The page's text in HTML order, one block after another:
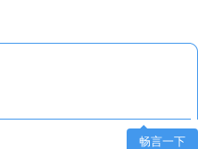
畅言一下